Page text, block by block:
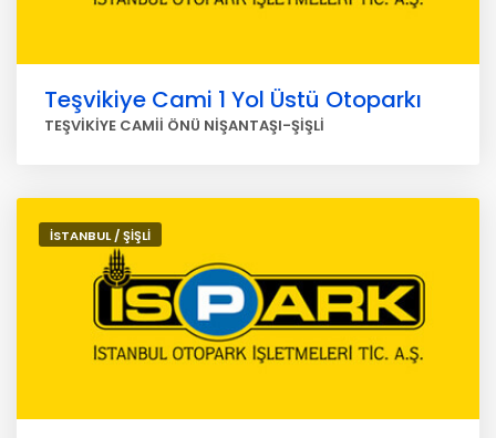
Teşvikiye Cami 1 Yol Üstü Otoparkı
TEŞVİKİYE CAMİİ ÖNÜ NİŞANTAŞI-ŞİŞLİ
İSTANBUL / ŞİŞLİ